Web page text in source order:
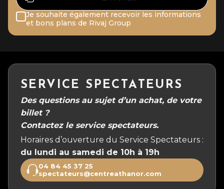
Je souhaite également recevoir les informations
et bons plans de Rivaj Group
SERVICE SPECTATEURS
Des questions au sujet d’un achat, de votre
billet ?
Contactez le service spectateurs.
Horaires d’ouverture du Service Spectateurs :
du lundi au samedi de 10h à 19h
04 84 45 37 25
spectateurs@centreathanor.com